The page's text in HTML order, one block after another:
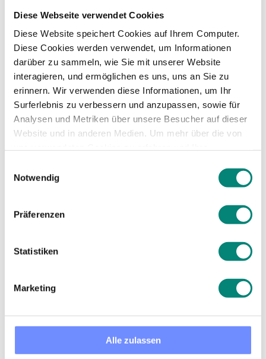
Diese Webseite verwendet Cookies
Diese Website speichert Cookies auf Ihrem Computer.
Diese Cookies werden verwendet, um Informationen
darüber zu sammeln, wie Sie mit unserer Website
interagieren, und ermöglichen es uns, uns an Sie zu
erinnern. Wir verwenden diese Informationen, um Ihr
Surferlebnis zu verbessern und anzupassen, sowie für
Analysen und Metriken über unsere Besucher auf dieser
Website und in anderen Medien. Um mehr über die von
Datenschutzerklärung
Notwendig
Präferenzen
Statistiken
Marketing
Alle zulassen
Dazu gehören unter anderem
Urlaub,
Gleitzeitmodelle oder flexible Arbeitszeiten,
Aus- und Weiterbildungen,
Firmenwagen oder Tankgutscheine,
private Krankenversicherung,
Essensgutscheine,
Kinderbetreuung,
betriebliche Altersvorsorge sowie
Sachleistungen mehr als ihr eigentliches Gehalt.
In Deutschland darf diese Art der Vergütung
sein. Sie ist nur in Kombination mit einem Fest-
oder variablen Gehalt zulässig. Arbeitgeber
müssen also ihren Arbeitnehmern mindestens
den gesetzlichen Mindestlohn zahlen.